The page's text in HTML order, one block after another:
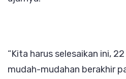
“Kita harus selesaikan ini,
mudah-mudahan berakhir